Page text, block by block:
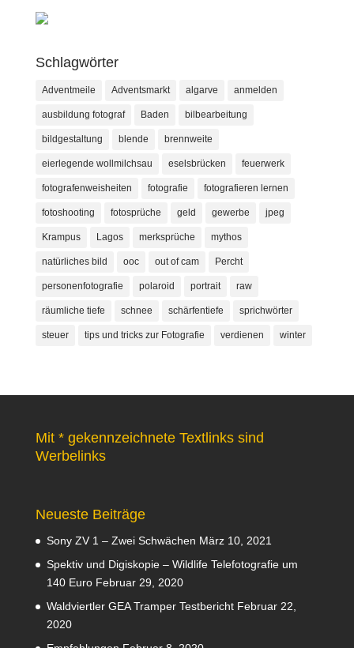
Schlagwörter
Adventmeile Adventsmarkt algarve anmelden
ausbildung fotograf Baden bilbearbeitung
bildgestaltung blende brennweite
eierlegende wollmilchsau eselsbrücken feuerwerk
fotografenweisheiten fotografie fotografieren lernen
fotoshooting fotosprüche geld gewerbe jpeg
Krampus Lagos merksprüche mythos
natürliches bild ooc out of cam Percht
personenfotografie polaroid portrait raw
räumliche tiefe schnee schärfentiefe sprichwörter
steuer tips und tricks zur Fotografie verdienen winter
Mit * gekennzeichnete Textlinks sind
Werbelinks
Neueste Beiträge
Sony ZV 1 – Zwei Schwächen März 10, 2021
Spektiv und Digiskopie – Wildlife Telefotografie um
140 Euro Februar 29, 2020
Waldviertler GEA Tramper Testbericht Februar 22,
2020